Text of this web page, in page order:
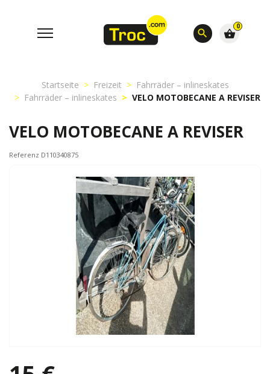
search
0
shopping_basket
Startseite Freizeit
Fahrräder – inlineskates
Fahrräder – inlineskates
VELO MOTOBECANE A REVISER
VELO MOTOBECANE A REVISER
Referenz D110340875